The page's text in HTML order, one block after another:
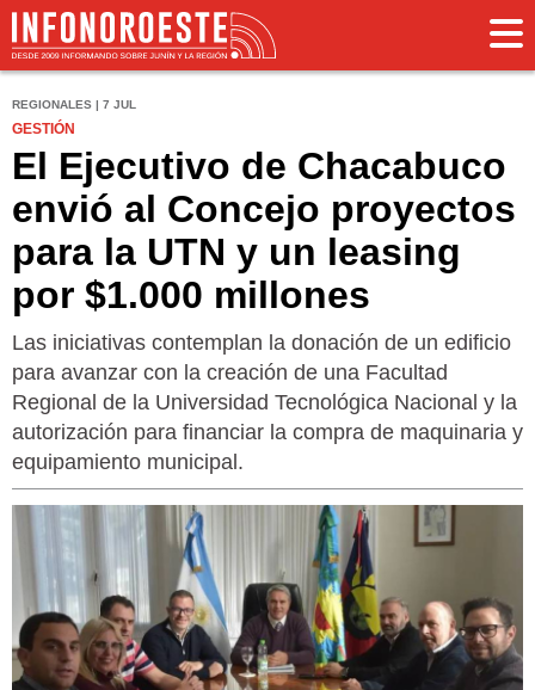
REGIONALES | 7 JUL
GESTIÓN
El Ejecutivo de Chacabuco
envió al Concejo proyectos
para la UTN y un leasing
por $1.000 millones
Las iniciativas contemplan la donación de un edificio
para avanzar con la creación de una Facultad
Regional de la Universidad Tecnológica Nacional y la
autorización para financiar la compra de maquinaria y
equipamiento municipal.